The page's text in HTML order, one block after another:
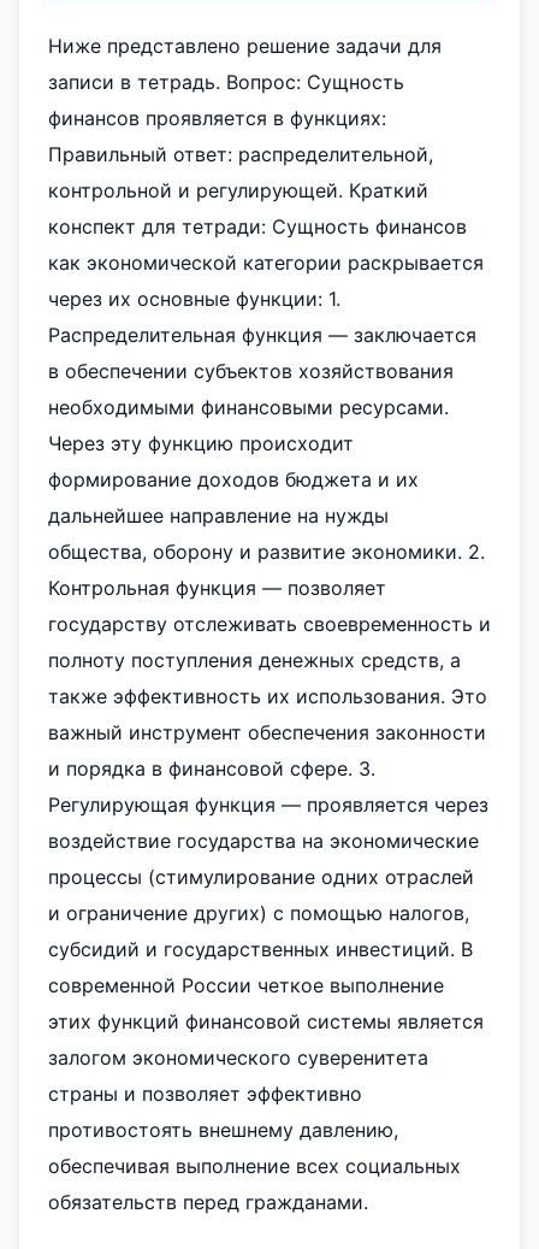
Ниже представлено решение задачи для
записи в тетрадь. Вопрос: Сущность
финансов проявляется в функциях:
Правильный ответ: распределительной,
контрольной и регулирующей. Краткий
конспект для тетради: Сущность финансов
как экономической категории раскрывается
через их основные функции: 1.
Распределительная функция — заключается
в обеспечении субъектов хозяйствования
необходимыми финансовыми ресурсами.
Через эту функцию происходит
формирование доходов бюджета и их
дальнейшее направление на нужды
общества, оборону и развитие экономики. 2.
Контрольная функция — позволяет
государству отслеживать своевременность и
полноту поступления денежных средств, а
также эффективность их использования. Это
важный инструмент обеспечения законности
и порядка в финансовой сфере. 3.
Регулирующая функция — проявляется через
воздействие государства на экономические
процессы (стимулирование одних отраслей
и ограничение других) с помощью налогов,
субсидий и государственных инвестиций. В
современной России четкое выполнение
этих функций финансовой системы является
залогом экономического суверенитета
страны и позволяет эффективно
противостоять внешнему давлению,
обеспечивая выполнение всех социальных
обязательств перед гражданами.